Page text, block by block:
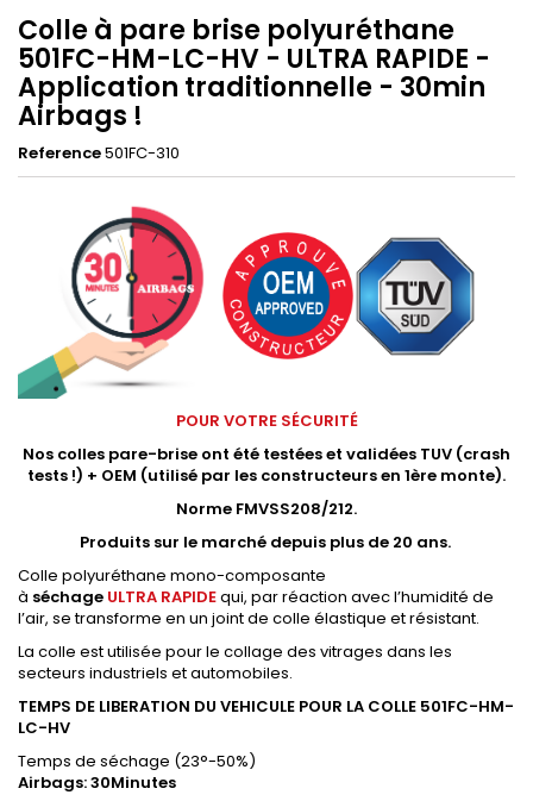
Colle à pare brise polyuréthane
501FC-HM-LC-HV - ULTRA RAPIDE -
Application traditionnelle - 30min
Airbags !
Reference501FC-310
POUR VOTRE SÉCURITÉ
Nos colles pare-brise ont été testées et validées TUV (crash
tests !) + OEM (utilisé par les constructeurs en 1ère monte).
Norme FMVSS208/212.
Produits sur le marché depuis plus de 20 ans.
Colle polyuréthane mono-composante
à séchage ULTRA RAPIDEqui, par réaction avec ­l’humidité de
l’air, se transforme en un joint de colle élastique et résistant.
La colle est ­utilisée pour le collage des vitrages dans les
secteurs industriels et automobiles.
TEMPS DE LIBERATION DU VEHICULE POUR LA COLLE 501FC-HM-
LC-HV
Temps de séchage (23°-50%)
Airbags: 30Minutes